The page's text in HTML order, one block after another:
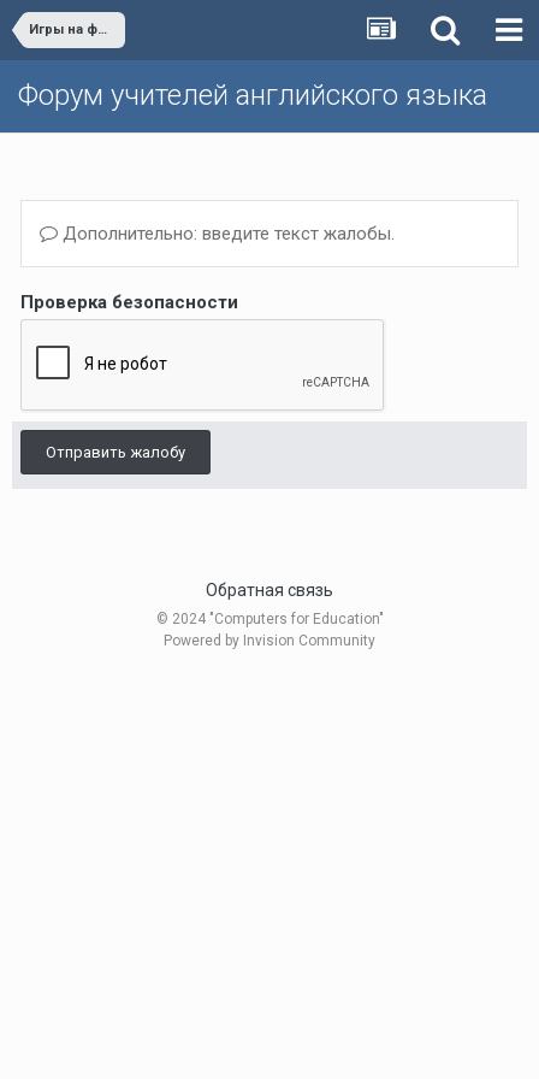
Игры на форуме
Форум учителей английского языка
Дополнительно: введите текст жалобы.
Проверка безопасности
Отправить жалобу
Обратная связь
© 2024 "Computers for Education"
Powered by Invision Community